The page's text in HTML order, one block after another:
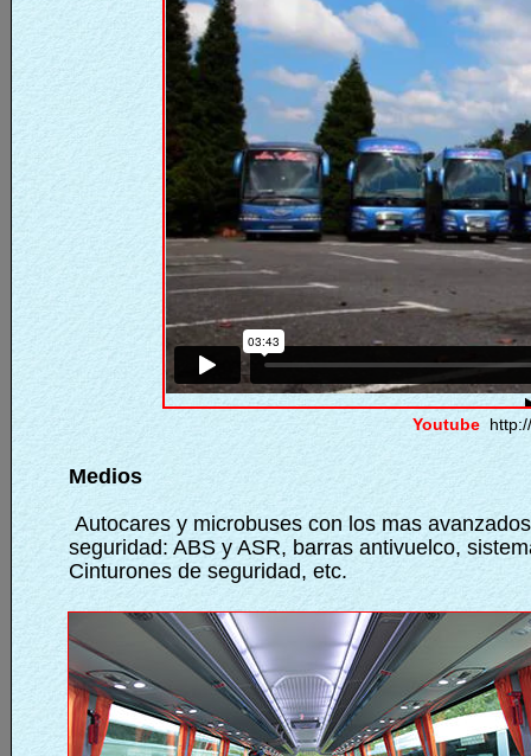
Youtube
Medios
Autocares y microbuses con los mas
seguridad: ABS y ASR, barras antivuelco,
Cinturones de seguridad, etc.